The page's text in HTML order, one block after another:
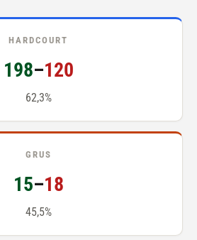
HARDCOURT
198–120
62,3%
GRUS
15–18
45,5%